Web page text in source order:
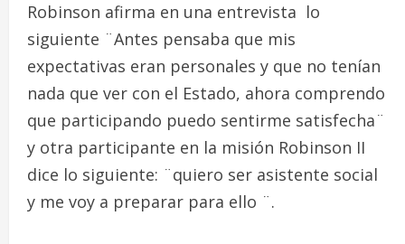
Robinson afirma en una entrevista lo
siguiente ¨Antes pensaba que mis
expectativas eran personales y que no tenían
nada que ver con el Estado, ahora comprendo
que participando puedo sentirme satisfecha¨
y otra participante en la misión Robinson II
dice lo siguiente: ¨quiero ser asistente social
y me voy a preparar para ello ¨.